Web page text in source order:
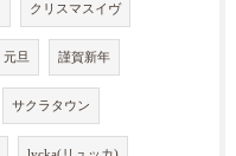
クリスマスイヴ
元旦 謹賀新年
サクラタウン